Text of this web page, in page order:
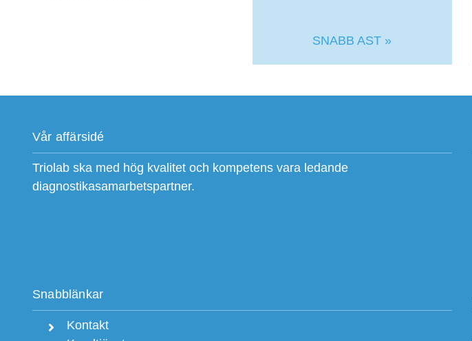
SNABB AST »
Vår affärsidé
Triolab ska med hög kvalitet och kompetens vara ledande
diagnostikasamarbetspartner.
Snabblänkar
Kontakt